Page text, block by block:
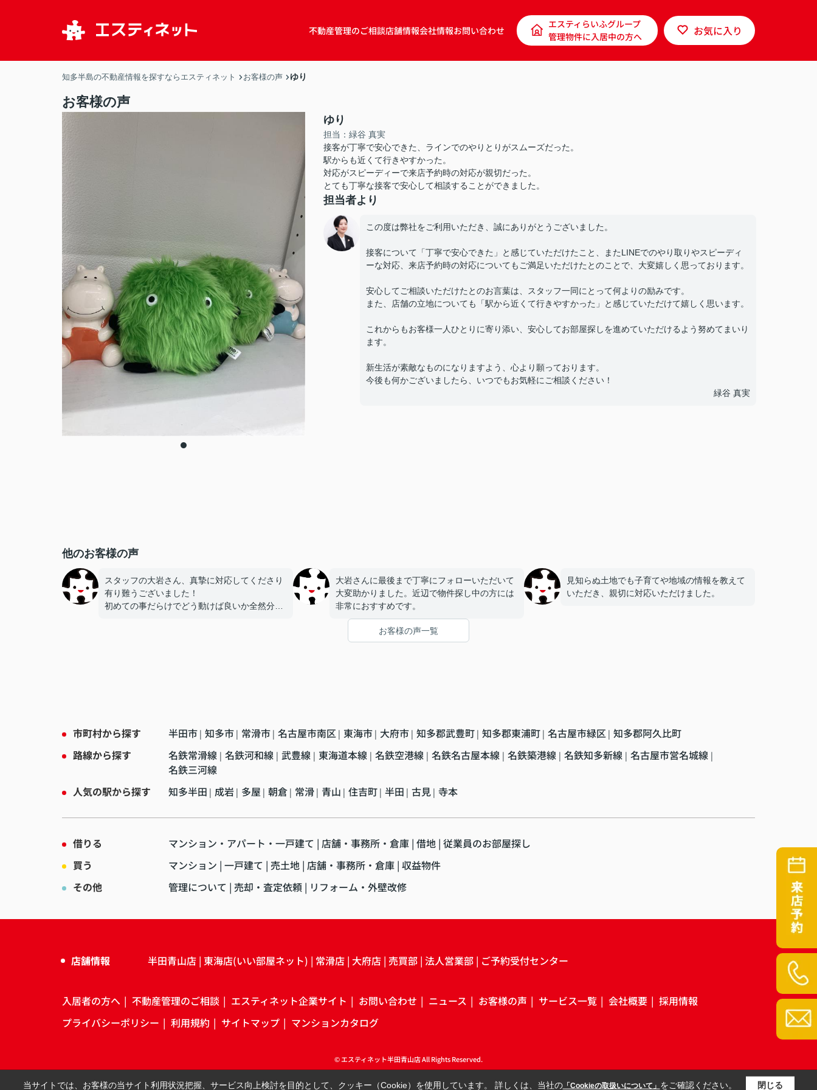
不動産管理のご相談店舗情報会社情報お問い合わせ
エスティらいふグループ
管理物件に入居中の方へ
お気に入り
知多半島の不動産情報を探すならエスティネット お客様の声 ゆり
お客様の声
ゆり
担当：緑谷 真実
接客が丁寧で安心できた、ラインでのやりとりがスムーズだった。
駅からも近くて行きやすかった。
対応がスピーディーで来店予約時の対応が親切だった。
とても丁寧な接客で安心して相談することができました。
担当者より
この度は弊社をご利用いただき、誠にありがとうございました。
接客について「丁寧で安心できた」と感じていただけたこと、またLINEでのやり取りやスピーディ
ーな対応、来店予約時の対応についてもご満足いただけたとのことで、大変嬉しく思っております。
安心してご相談いただけたとのお言葉は、スタッフ一同にとって何よりの励みです。
また、店舗の立地についても「駅から近くて行きやすかった」と感じていただけて嬉しく思います。
これからもお客様一人ひとりに寄り添い、安心してお部屋探しを進めていただけるよう努めてまいり
ます。
新生活が素敵なものになりますよう、心より願っております。
今後も何かございましたら、いつでもお気軽にご相談ください！
緑谷 真実
他のお客様の声
スタッフの大岩さん、真摯に対応してくださり
有り難うございました！
初めての事だらけでどう動けば良いか全然分か
大岩さんに最後まで丁寧にフォローいただいて
大変助かりました。近辺で物件探し中の方には
非常におすすめです。
見知らぬ土地でも子育てや地域の情報を教えて
いただき、親切に対応いただけました。
お客様の声一覧
市町村から探す 半田市 | 知多市 | 常滑市 | 名古屋市南区 | 東海市 | 大府市 | 知多郡武豊町 | 知多郡東浦町 | 名古屋市緑区 | 知多郡阿久比町
路線から探す
名鉄常滑線 | 名鉄河和線 | 武豊線 | 東海道本線 | 名鉄空港線 | 名鉄名古屋本線 | 名鉄築港線 | 名鉄知多新線 | 名古屋市営名城線 |
名鉄三河線
人気の駅から探す
知多半田 | 成岩 | 多屋 | 朝倉 | 常滑 | 青山 | 住吉町 | 半田 | 古見 | 寺本
借りる マンション・アパート・一戸建て 店舗・事務所・倉庫 借地 従業員のお部屋探し
買う
マンション 一戸建て 売土地 店舗・事務所・倉庫 収益物件
その他
管理について 売却・査定依頼 リフォーム・外壁改修
店舗情報 半田青山店 東海店(いい部屋ネット) 常滑店 大府店 売買部 法人営業部 ご予約受付センター
入居者の方へ 不動産管理のご相談 エスティネット企業サイト お問い合わせ ニュース お客様の声 サービス一覧 会社概要
採用情報
プライバシーポリシー
利用規約 サイトマップ マンションカタログ
© エスティネット半田青山店 All Rights Reserved.
当サイトでは、お客様の当サイト利用状況把握、サービス向上検討を目的として、クッキー（Cookie）を使用しています。 詳しくは、当社の「Cookieの取扱いについて」 をご確認ください。 閉じる